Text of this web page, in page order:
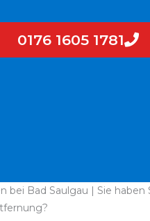
0176 1605 1781
bei Bad Saulgau | Sie